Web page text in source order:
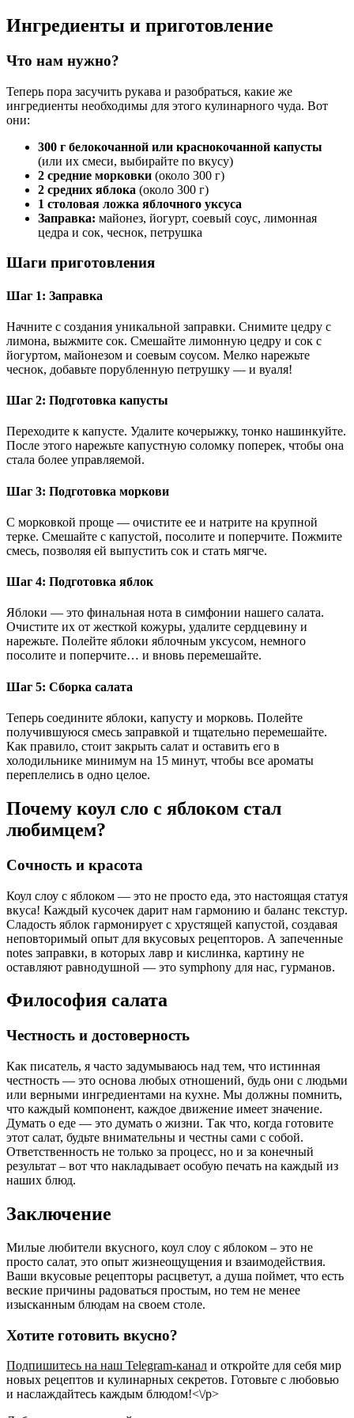
Ингредиенты и приготовление
Что нам нужно?
Теперь пора засучить рукава и разобраться, какие же
ингредиенты необходимы для этого кулинарного чуда. Вот
они:
300 г белокочанной или краснокочанной капусты
(или их смеси, выбирайте по вкусу)
2 средние морковки (около 300 г)
2 средних яблока (около 300 г)
1 столовая ложка яблочного уксуса
Заправка: майонез, йогурт, соевый соус, лимонная
цедра и сок, чеснок, петрушка
Шаги приготовления
Шаг 1: Заправка
Начните с создания уникальной заправки. Снимите цедру с
лимона, выжмите сок. Смешайте лимонную цедру и сок с
йогуртом, майонезом и соевым соусом. Мелко нарежьте
чеснок, добавьте порубленную петрушку — и вуаля!
Шаг 2: Подготовка капусты
Переходите к капусте. Удалите кочерыжку, тонко нашинкуйте.
После этого нарежьте капустную соломку поперек, чтобы она
стала более управляемой.
Шаг 3: Подготовка моркови
С морковкой проще — очистите ее и натрите на крупной
терке. Смешайте с капустой, посолите и поперчите. Пожмите
смесь, позволяя ей выпустить сок и стать мягче.
Шаг 4: Подготовка яблок
Яблоки — это финальная нота в симфонии нашего салата.
Очистите их от жесткой кожуры, удалите сердцевину и
нарежьте. Полейте яблоки яблочным уксусом, немного
посолите и поперчите… и вновь перемешайте.
Шаг 5: Сборка салата
Теперь соедините яблоки, капусту и морковь. Полейте
получившуюся смесь заправкой и тщательно перемешайте.
Как правило, стоит закрыть салат и оставить его в
холодильнике минимум на 15 минут, чтобы все ароматы
переплелись в одно целое.
Почему коул сло с яблоком стал
любимцем?
Сочность и красота
Коул слоу с яблоком — это не просто еда, это настоящая статуя
вкуса! Каждый кусочек дарит нам гармонию и баланс текстур.
Сладость яблок гармонирует с хрустящей капустой, создавая
неповторимый опыт для вкусовых рецепторов. А запеченные
notes заправки, в которых лавр и кислинка, картину не
оставляют равнодушной — это symphony для нас, гурманов.
Философия салата
Честность и достоверность
Как писатель, я часто задумываюсь над тем, что истинная
честность — это основа любых отношений, будь они с людьми
или верными ингредиентами на кухне. Мы должны помнить,
что каждый компонент, каждое движение имеет значение.
Думать о еде — это думать о жизни. Так что, когда готовите
этот салат, будьте внимательны и честны сами с собой.
Ответственность не только за процесс, но и за конечный
результат – вот что накладывает особую печать на каждый из
наших блюд.
Заключение
Милые любители вкусного, коул слоу с яблоком – это не
просто салат, это опыт жизнеощущения и взаимодействия.
Ваши вкусовые рецепторы расцветут, а душа поймет, что есть
веские причины радоваться простым, но тем не менее
изысканным блюдам на своем столе.
Хотите готовить вкусно?
Подпишитесь на наш Telegram-канал и откройте для себя мир
новых рецептов и кулинарных секретов. Готовьте с любовью
и наслаждайтесь каждым блюдом!<\/p>